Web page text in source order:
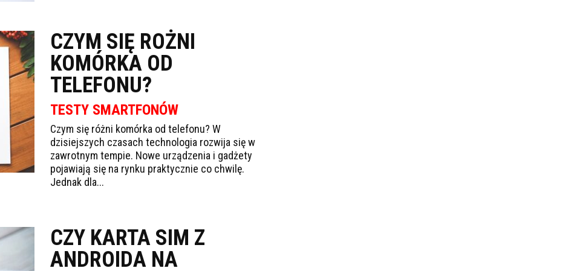
CZYM SIĘ ROŻNI
KOMÓRKA OD
TELEFONU?
TESTY SMARTFONÓW
Czym się różni komórka od telefonu? W
dzisiejszych czasach technologia rozwija się w
zawrotnym tempie. Nowe urządzenia i gadżety
pojawiają się na rynku praktycznie co chwilę.
Jednak dla...
CZY KARTA SIM Z
ANDROIDA NA